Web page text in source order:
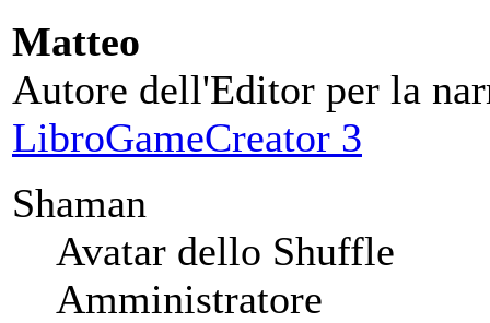
Matteo
Autore dell'Editor per la
LibroGameCreator 3
Shaman
Avatar dello Shuffle
Amministratore